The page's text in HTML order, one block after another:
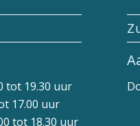
tot 19.30 uur
17.00 uur
tot 18.30 uur